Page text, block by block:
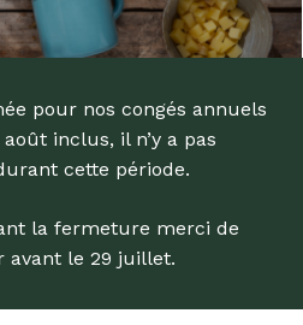
pour nos congés annuels
inclus, il n’y a pas
cette période.
la fermeture merci de
avant le 29 juillet.